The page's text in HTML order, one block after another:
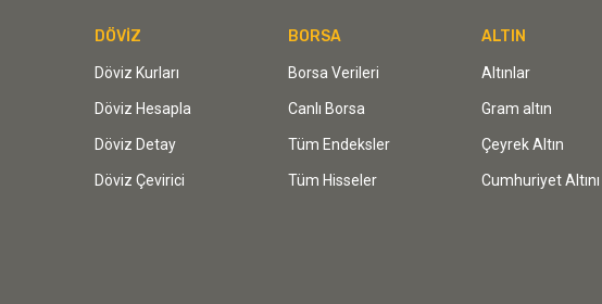
DÖVİZ
Döviz Kurları
Döviz Hesapla
Döviz Detay
Döviz Çevirici
BORSA
Borsa Verileri
Canlı Borsa
Tüm Endeksler
Tüm Hisseler
ALTIN
Altınlar
Gram altın
Çeyrek Altın
Cumhuriyet Altını